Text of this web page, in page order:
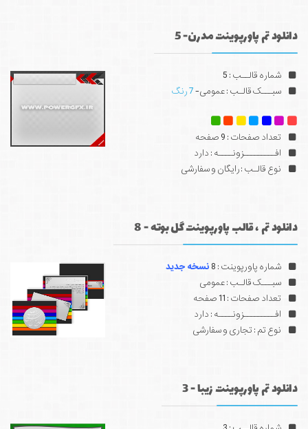
دانلود تم پاورپوینت مدرن- 5
شماره قالــب : 5
سبـــک قالـب : عمومی-7 رنگ
تعداد صفحات : 9 صفحه
افـــــــــزونــــه : دارد
نوع قالـب : رایگان و سفارشی
دانلود تم ، قالب پاورپوینت گل بوته - 8
شماره پاورپوینت : 8
نسخه جدید
سبـــک قالـب : عمومی
تعداد صفحات : 11 صفحه
افـــــــــزونــــه : دارد
نوع تم : تجاری و سفارشی
دانلود تم پاورپوینت زیبا - 3